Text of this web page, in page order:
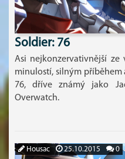
Soldier: 76
Asi nejkonzervativnější ze
minulostí, silným příběhem
76, dříve známý jako
Overwatch.
Housac 25.10.2015 0